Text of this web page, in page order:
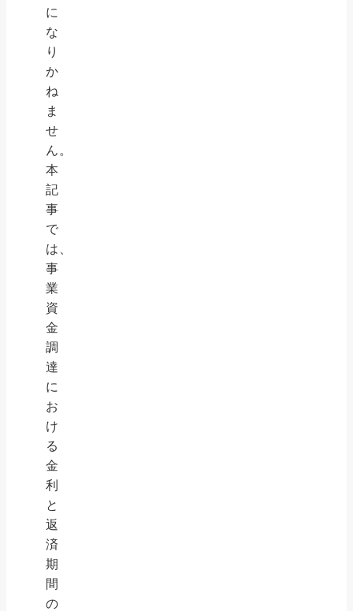
に
な
り
か
ね
ま
せ
ん。
本
記
事
で
は、
事
業
資
金
調
達
に
お
け
る
金
利
と
返
済
期
間
の